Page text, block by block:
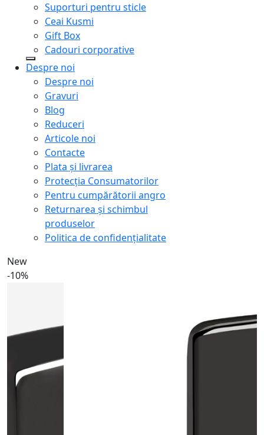
Suporturi pentru sticle
Ceai Kusmi
Gift Box
Cadouri corporative
Despre noi
Despre noi
Gravuri
Blog
Reduceri
Articole noi
Contacte
Plata și livrarea
Protecţia Consumatorilor
Pentru cumpărătorii angro
Returnarea și schimbul
produselor
Politica de confidențialitate
New
-10%